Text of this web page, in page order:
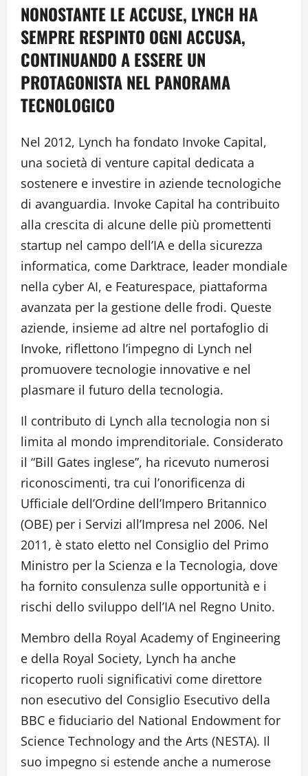
NONOSTANTE LE ACCUSE, LYNCH HA
SEMPRE RESPINTO OGNI ACCUSA,
CONTINUANDO A ESSERE UN
PROTAGONISTA NEL PANORAMA
TECNOLOGICO
Nel 2012, Lynch ha fondato Invoke Capital,
una società di venture capital dedicata a
sostenere e investire in aziende tecnologiche
di avanguardia. Invoke Capital ha contribuito
alla crescita di alcune delle più promettenti
startup nel campo dell’IA e della sicurezza
informatica, come Darktrace, leader mondiale
nella cyber AI, e Featurespace, piattaforma
avanzata per la gestione delle frodi. Queste
aziende, insieme ad altre nel portafoglio di
Invoke, riflettono l’impegno di Lynch nel
promuovere tecnologie innovative e nel
plasmare il futuro della tecnologia.
Il contributo di Lynch alla tecnologia non si
limita al mondo imprenditoriale. Considerato
il “Bill Gates inglese”, ha ricevuto numerosi
riconoscimenti, tra cui l’onorificenza di
Ufficiale dell’Ordine dell’Impero Britannico
(OBE) per i Servizi all’Impresa nel 2006. Nel
2011, è stato eletto nel Consiglio del Primo
Ministro per la Scienza e la Tecnologia, dove
ha fornito consulenza sulle opportunità e i
rischi dello sviluppo dell’IA nel Regno Unito.
Membro della Royal Academy of Engineering
e della Royal Society, Lynch ha anche
ricoperto ruoli significativi come direttore
non esecutivo del Consiglio Esecutivo della
BBC e fiduciario del National Endowment for
Science Technology and the Arts (NESTA). Il
suo impegno si estende anche a numerose